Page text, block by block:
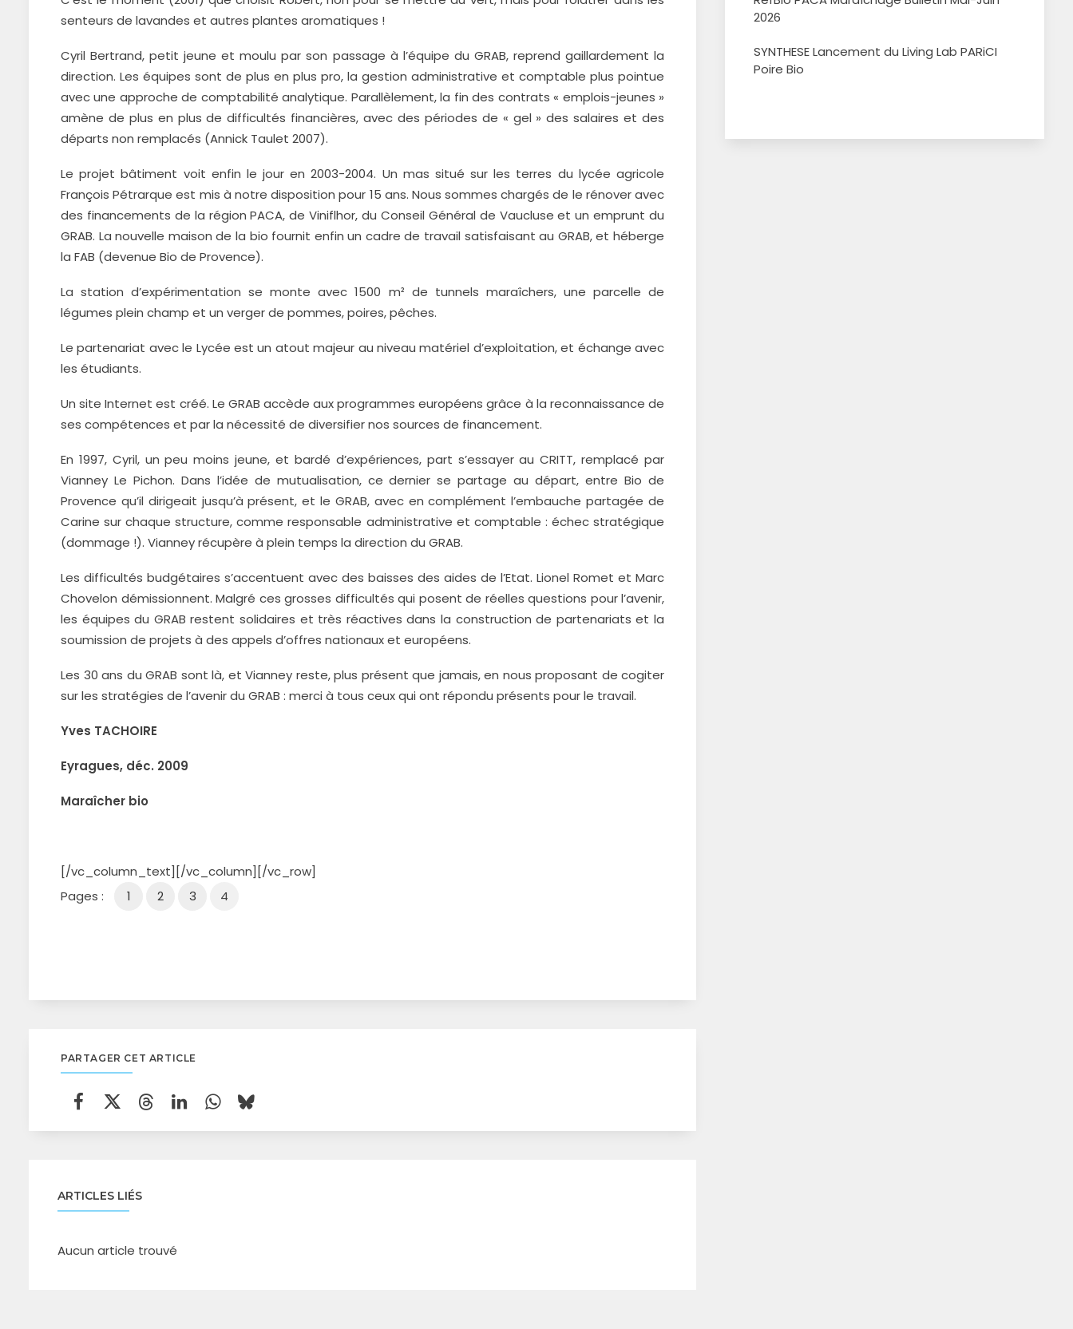
senteurs de lavandes et autres plantes aromatiques !
Cyril Bertrand, petit jeune et moulu par son passage à l’équipe du GRAB, reprend gaillardement la
direction. Les équipes sont de plus en plus pro, la gestion administrative et comptable plus pointue
avec une approche de comptabilité analytique. Parallèlement, la fin des contrats « emplois-jeunes »
amène de plus en plus de difficultés financières, avec des périodes de « gel » des salaires et des
départs non remplacés (Annick Taulet 2007).
Le projet bâtiment voit enfin le jour en 2003-2004. Un mas situé sur les terres du lycée agricole
François Pétrarque est mis à notre disposition pour 15 ans. Nous sommes chargés de le rénover avec
des financements de la région PACA, de Viniflhor, du Conseil Général de Vaucluse et un emprunt du
GRAB. La nouvelle maison de la bio fournit enfin un cadre de travail satisfaisant au GRAB, et héberge
la FAB (devenue Bio de Provence).
La station d’expérimentation se monte avec 1500 m² de tunnels maraîchers, une parcelle de
légumes plein champ et un verger de pommes, poires, pêches.
Le partenariat avec le Lycée est un atout majeur au niveau matériel d’exploitation, et échange avec
les étudiants.
Un site Internet est créé. Le GRAB accède aux programmes européens grâce à la reconnaissance de
ses compétences et par la nécessité de diversifier nos sources de financement.
En 1997, Cyril, un peu moins jeune, et bardé d’expériences, part s’essayer au CRITT, remplacé par
Vianney Le Pichon. Dans l’idée de mutualisation, ce dernier se partage au départ, entre Bio de
Provence qu’il dirigeait jusqu’à présent, et le GRAB, avec en complément l’embauche partagée de
Carine sur chaque structure, comme responsable administrative et comptable : échec stratégique
(dommage !). Vianney récupère à plein temps la direction du GRAB.
Les difficultés budgétaires s’accentuent avec des baisses des aides de l’Etat. Lionel Romet et Marc
Chovelon démissionnent. Malgré ces grosses difficultés qui posent de réelles questions pour l’avenir,
les équipes du GRAB restent solidaires et très réactives dans la construction de partenariats et la
soumission de projets à des appels d’offres nationaux et européens.
Les 30 ans du GRAB sont là, et Vianney reste, plus présent que jamais, en nous proposant de cogiter
sur les stratégies de l’avenir du GRAB : merci à tous ceux qui ont répondu présents pour le travail.
Yves TACHOIRE
Eyragues, déc. 2009
Maraîcher bio
[/vc_column_text][/vc_column][/vc_row]
Pages :
1 2 3 4
PARTAGER CET ARTICLE
ARTICLES LIÉS
Aucun article trouvé
2026
SYNTHESE Lancement du Living Lab PARiCI
Poire Bio